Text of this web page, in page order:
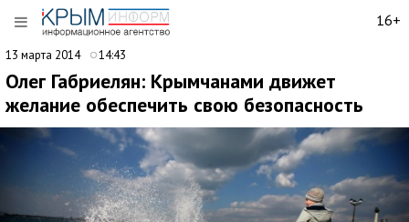
16+
13 марта 2014 14:43
Олег Габриелян: Крымчанами движет
желание обеспечить свою безопасность